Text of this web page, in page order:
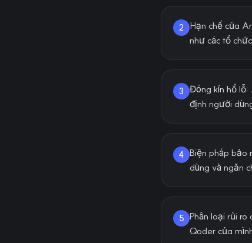
2
Hạn chế của
như các tổ
3
Đóng kín hổ lỗ:
định người
4 Biện pháp bảo
dùng và ngăn
5 Phân loại rủi
Qoder của